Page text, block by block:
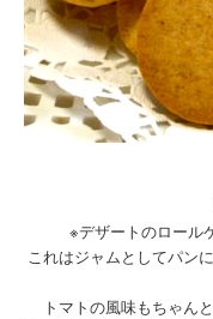
※デザートのロール
これはジャムとしてパン
トマトの風味もちゃん